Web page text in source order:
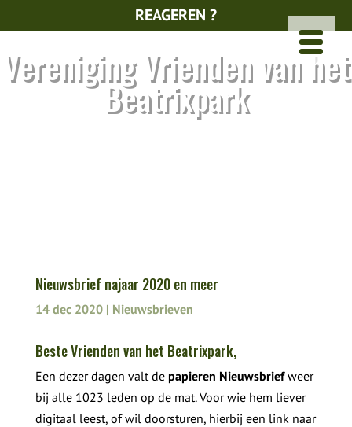
REAGEREN ?
Vereniging Vrienden van het
Beatrixpark
Nieuwsbrief najaar 2020 en meer
14 dec 2020| Nieuwsbrieven
Beste Vrienden van het Beatrixpark,
Een dezer dagen valt de papieren Nieuwsbriefweer
bij alle 1023 leden op de mat. Voor wie hem liever
digitaal leest, of wil doorsturen, hierbij een link naar